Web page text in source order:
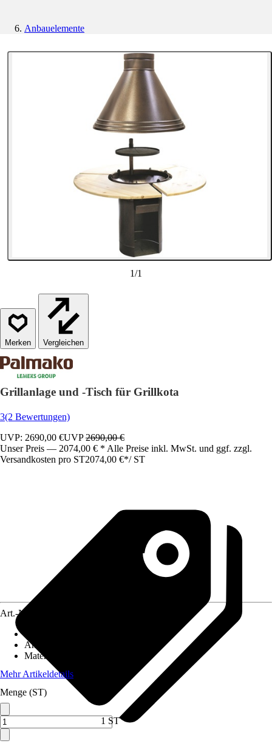
Anbauelemente
1/1
Vergleichen
Grillanlage und -Tisch für Grillkota
3(2 Bewertungen)
UVP: 2690,00 €UVP2690,00 €
Unser Preis — 2074,00 € * Alle Preise inkl. MwSt. und ggf. zzgl.
Versandkosten pro ST2074,00 €*/ ST
Art.-Nr.
Anwendungsbereich
Material
Mehr Artikeldetails
Menge (ST)
1 ST